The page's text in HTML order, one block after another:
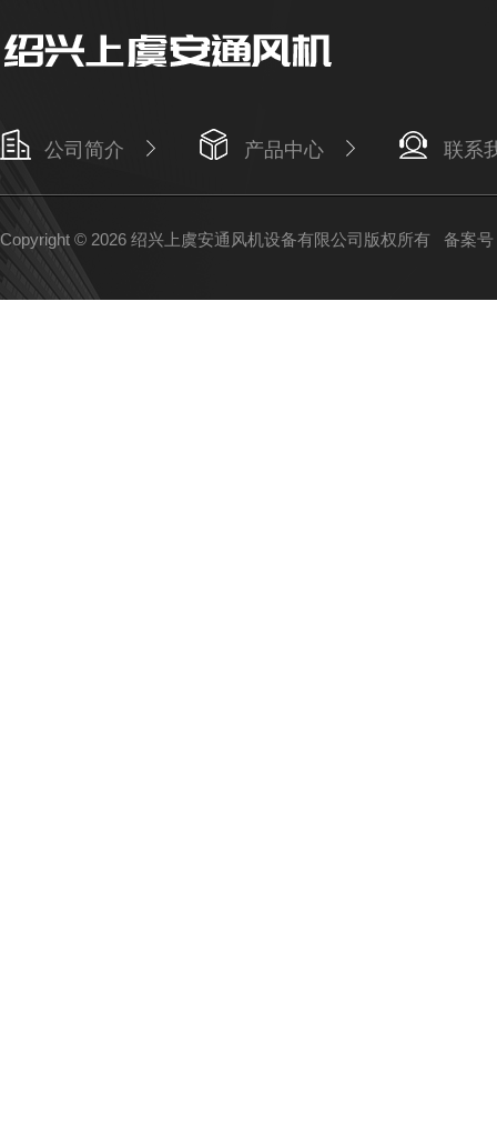
公司简介 产品中心 联系
Copyright © 2026 绍兴上虞安通风机设备有限公司版权所有 备案号